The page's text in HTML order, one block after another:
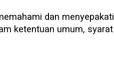
dan menyepakati
ketentuan umum, syarat